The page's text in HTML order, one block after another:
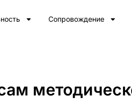
Сопровождение